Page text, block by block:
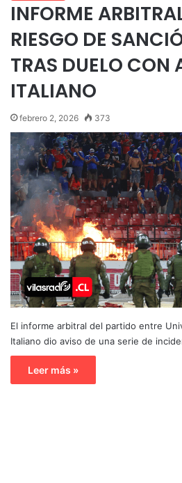
INFORME
RIESGO DE
TRAS DUELO CON
ITALIANO
febrero 2, 2026 373
El informe arbitral del partido entre
Italiano dio aviso de una serie de
Leer más »